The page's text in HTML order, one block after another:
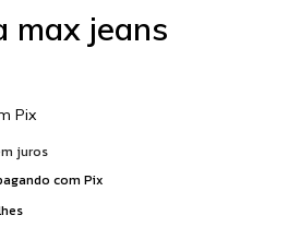
max jeans
Pix
juros
com Pix